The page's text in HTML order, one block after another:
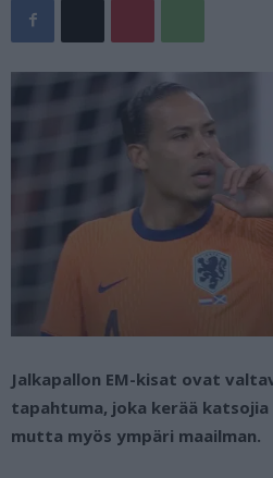
Jalkapallon EM-kisat ovat
tapahtuma, joka kerää
mutta myös ympäri maailman.